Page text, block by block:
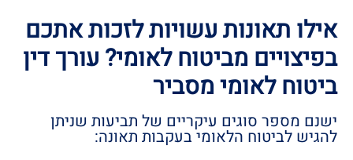
אילו תאונות עשויות לזכות אתכם
בפיצויים מביטוח לאומי? עורך דין
ביטוח לאומי מסביר
ישנם מספר סוגים עיקריים של תביעות שניתן
להגיש לביטוח הלאומי בעקבות תאונה: